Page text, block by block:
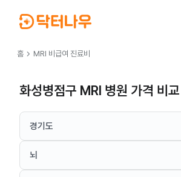
홈 chevron_right MRI 비급여 진료비
화성병점구 MRI 병원 가격 비
경기도
뇌